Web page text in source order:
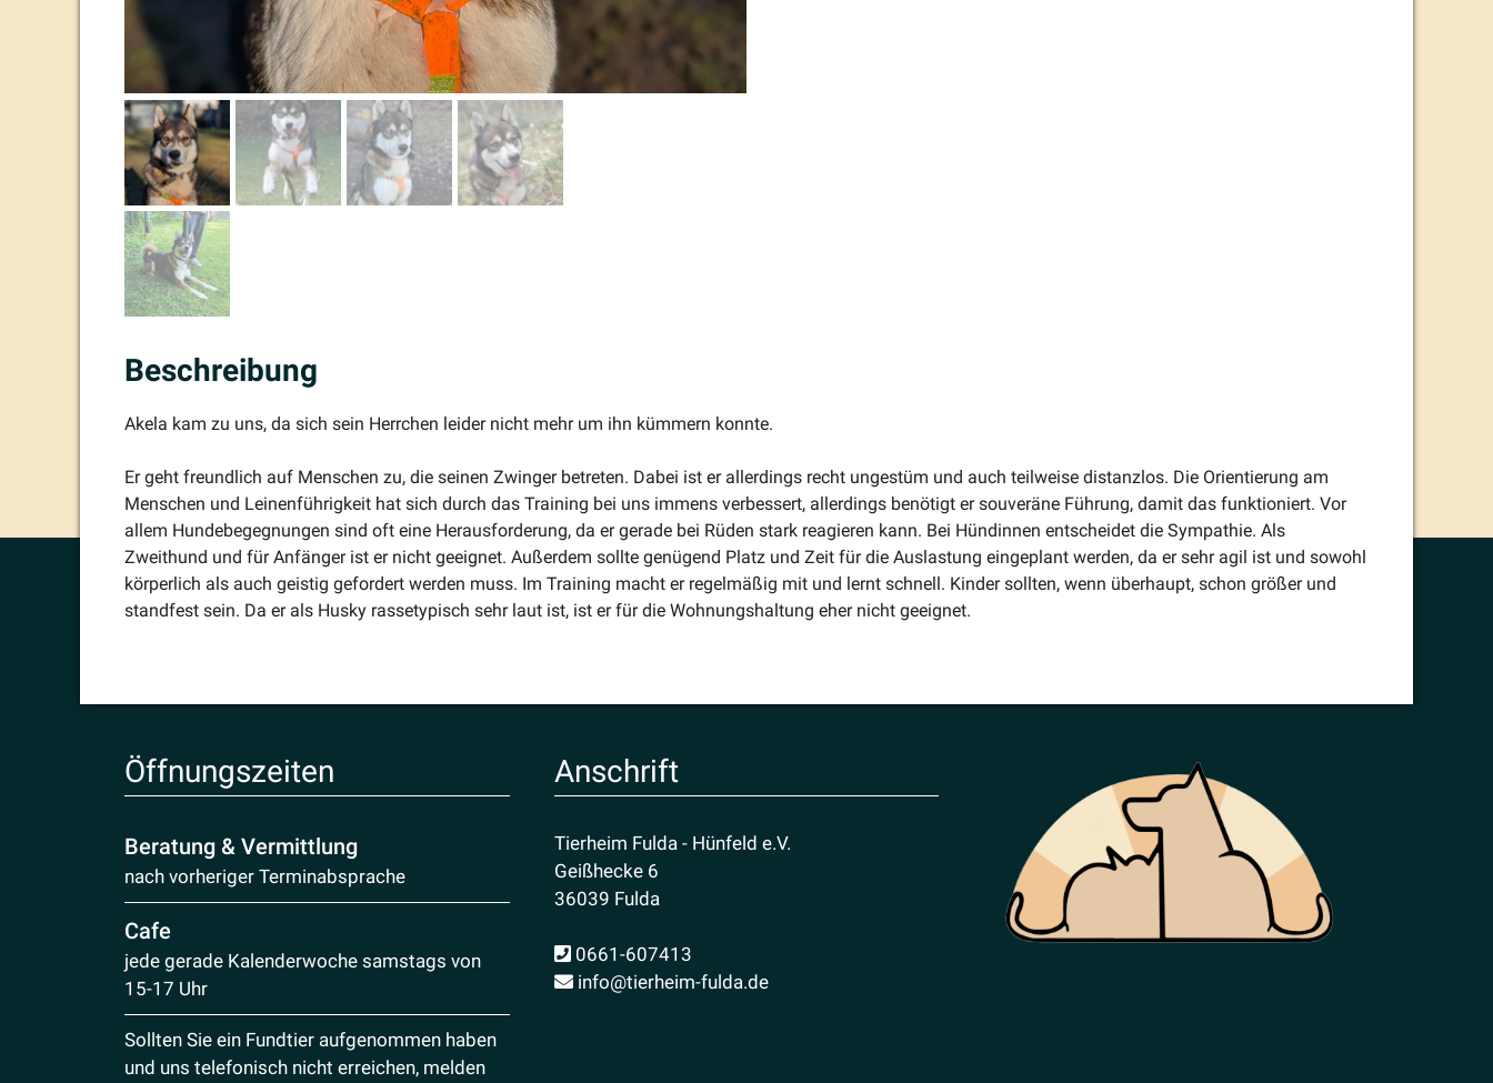
Beschreibung
Akela kam zu uns, da sich sein Herrchen leider nicht mehr um ihn kümmern konnte.
Er geht freundlich auf Menschen zu, die seinen Zwinger betreten. Dabei ist er aller­dings recht ungestüm und auch teilweise distanzlos. Die Orien­tierung am
Menschen und Leinen­füh­rigkeit hat sich durch das Training bei uns immens verbessert, aller­dings benötigt er souveräne Führung, damit das funktio­niert. Vor
allem Hunde­be­geg­nungen sind oft eine Heraus­for­derung, da er gerade bei Rüden stark reagieren kann. Bei Hündinnen entscheidet die Sympathie. Als
Zweithund und für Anfänger ist er nicht geeignet. Außerdem sollte genügend Platz und Zeit für die Auslastung einge­plant werden, da er sehr agil ist und sowohl
körperlich als auch geistig gefordert werden muss. Im Training macht er regel­mäßig mit und lernt schnell. Kinder sollten, wenn überhaupt, schon größer und
standfest sein. Da er als Husky rasse­ty­pisch sehr laut ist, ist er für die Wohnungs­haltung eher nicht geeignet.
Öffnungs­zeiten
Beratung & Vermittlung
nach vorheriger Terminabsprache
Cafe
jede gerade Kalenderwoche samstags von
15-17 Uhr
Sollten Sie ein Fundtier aufgenommen haben
und uns telefonisch nicht erreichen, melden
Anschrift
Tierheim Fulda - Hünfeld e.V.
Geißhecke 6
36039 Fulda
0661-607413
info@tierheim-fulda.de